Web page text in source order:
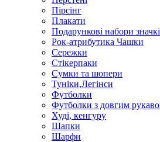
Пірсінг
Плакати
Подарункові набори
Рок-атрибутика Чашки
Сережки
Стікерпаки
Сумки та шопери
Туніки,Легінси
Футболки
Футболки з довгим
Худі, кенгуру
Шапки
Шарфи